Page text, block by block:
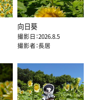
向日葵
撮影日：2026.8.5
撮影者：長居